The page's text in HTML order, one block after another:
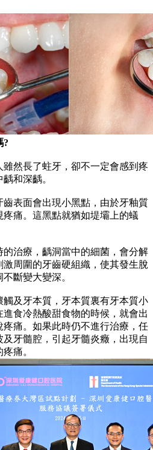
?
然長了蛀牙，卻不一定會感到疼
和深齲。
表面會出現小黑點，由於牙釉質
痛。這黑點就猶如堤壩上的蟻
治療，齲洞當中的細菌，會分解
周圍的牙齒硬組織，使其發生脫
斷變大變深。
及牙本質，牙本質裏有牙本質小
食冷熱酸甜食物的時候，就會出
痛。如果此時仍不進行治療，任
牙髓腔，引起牙髓炎癥，出現自
痛。